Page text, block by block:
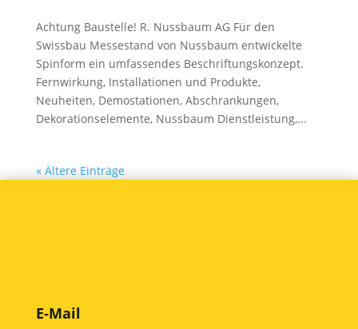
Achtung Baustelle! R. Nussbaum AG Für den
Swissbau Messestand von Nussbaum entwickelte
Spinform ein umfassendes Beschriftungskonzept.
Fernwirkung, Installationen und Produkte,
Neuheiten, Demostationen, Abschrankungen,
Dekorationselemente, Nussbaum Dienstleistung,...
« Ältere Einträge
E-Mail